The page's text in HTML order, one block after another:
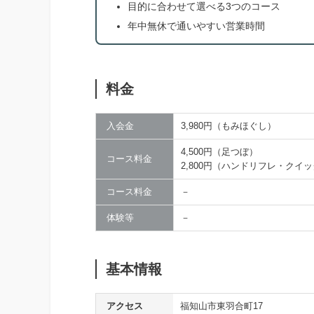
目的に合わせて選べる3つのコース
年中無休で通いやすい営業時間
料金
入会金 3,980円（もみほぐし）
コース料金
4,500円（足つぼ）
2,800円（ハンドリフレ・クイッ
コース料金 －
体験等 －
基本情報
アクセス 福知山市東羽合町17